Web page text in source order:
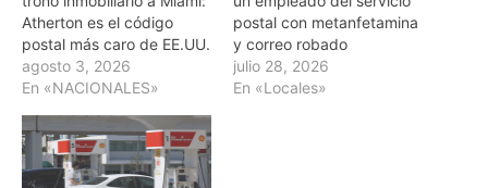
Atherton es el código
postal más caro de EE.UU.
agosto 3, 2026
En «NACIONALES»
postal con metanfetamina
y correo robado
julio 28, 2026
En «Locales»